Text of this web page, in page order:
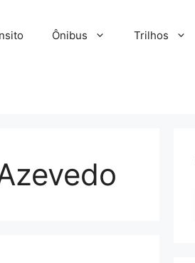
Ônibus Trilhos